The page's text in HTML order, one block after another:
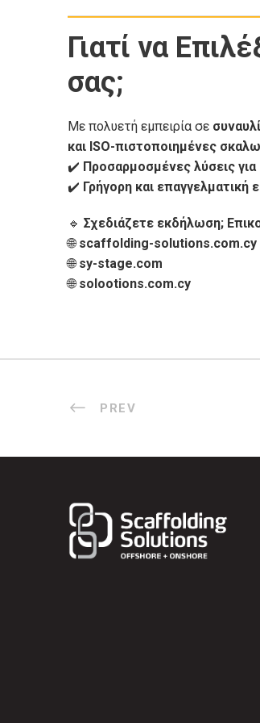
Γιατί να
σας;
Με πολυετή εμπειρία σε
και ISO-πιστοποιημένες
✔️ Προσαρμοσμένες λύσεις
✔️ Γρήγορη και
🔹 Σχεδιάζετε εκδήλωση;
🌐 scaffolding-solutions.com.cy
🌐 sy-stage.com
🌐 solootions.com.cy
PREV